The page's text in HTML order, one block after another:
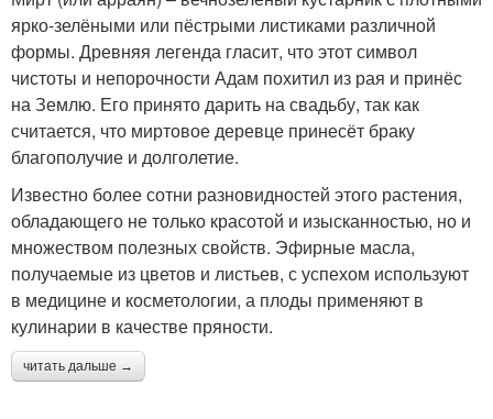
ярко-зелёными или пёстрыми листиками различной
формы. Древняя легенда гласит, что этот символ
чистоты и непорочности Адам похитил из рая и принёс
на Землю. Его принято дарить на свадьбу, так как
считается, что миртовое деревце принесёт браку
благополучие и долголетие.
Известно более сотни разновидностей этого растения,
обладающего не только красотой и изысканностью, но и
множеством полезных свойств. Эфирные масла,
получаемые из цветов и листьев, с успехом используют
в медицине и косметологии, а плоды применяют в
кулинарии в качестве пряности.
читать дальше →